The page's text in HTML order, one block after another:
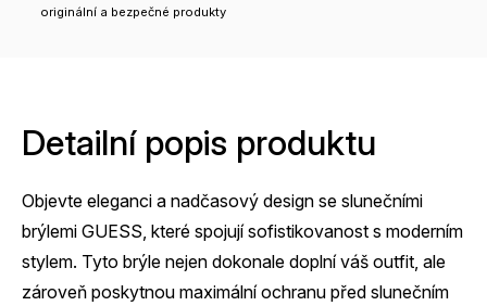
originální a bezpečné produkty
Detailní popis produktu
Objevte eleganci a nadčasový design se slunečními
brýlemi GUESS, které spojují sofistikovanost s moderním
stylem. Tyto brýle nejen dokonale doplní váš outfit, ale
zároveň poskytnou maximální ochranu před slunečním